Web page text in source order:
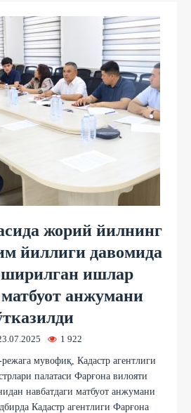
жорий йилнинг
йиллиги давомида
ишлар
анжумани
1 922
мувофиқ, Кадастр агентлиги
палатаси Фарғона вилояти
навбатдаги матбуот анжумани
Кадастр агентлиги Фарғона